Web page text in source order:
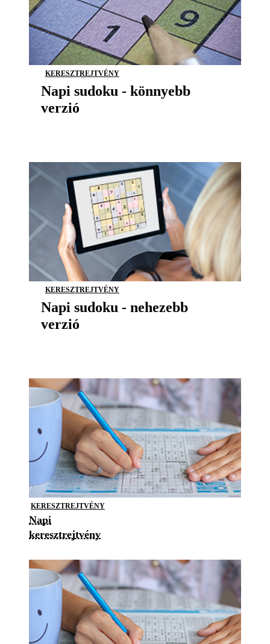
KERESZTREJTVÉNY
Napi sudoku - könnyebb
verzió
KERESZTREJTVÉNY
Napi sudoku - nehezebb
verzió
KERESZTREJTVÉNY
Napi
keresztrejtvény